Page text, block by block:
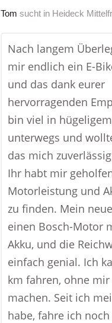
Tom sucht in Heideck
Nach langem
mir endlich ein E-
und das dank eurer
hervorragenden
bin viel in
unterwegs und
das mich
Ihr habt mir
Motorleistung und
zu finden. Mein
einen Bosch-Motor
Akku, und die
einfach genial. Ich
km fahren, ohne mir
machen. Seit ich
habe, fahre ich